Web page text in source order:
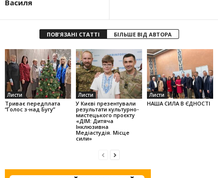
Василя
ПОВ'ЯЗАНІ СТАТТІ БІЛЬШЕ ВІД АВТОРА
Листи
Триває передплата
“Голос з-над Бугу”
Листи
У Києві презентували
результати культурно-
мистецького проєкту
«ДІМ: Дитяча
Інклюзивна
Медіастудія. Місце
сили»
Листи
НАША СИЛА В ЄДНОСТІ